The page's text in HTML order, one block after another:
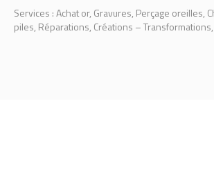
Services : Achat or, Gravures, Perçage oreilles,
piles, Réparations, Créations –